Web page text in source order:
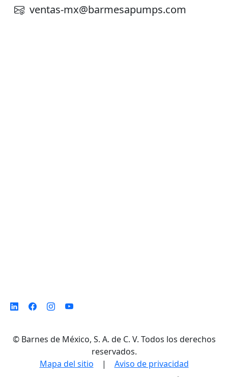
ventas-mx@barmesapumps.com
© Barnes de México, S. A. de C. V. Todos los derechos
reservados.
Mapa del sitio | Aviso de privacidad